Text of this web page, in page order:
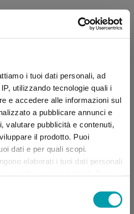
i tuoi dati personali, ad
utilizzando tecnologie quali i
e accedere alle informazioni sul
a pubblicare annunci e
valutare pubblicità e contenuti,
il prodotto. Puoi
dati e per quali scopi.
elaborati i tuoi dati personali
sui “